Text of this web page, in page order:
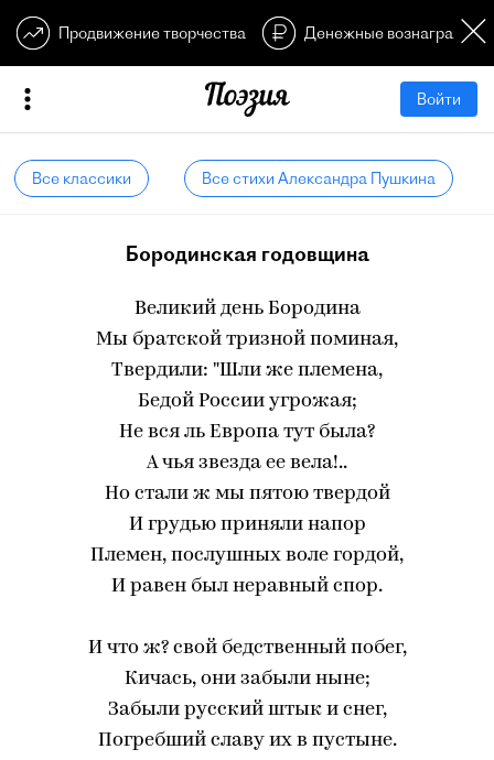
Продвижение творчества Денежные
Войти
Все классики Все стихи Александра Пушкина
Бородинская годовщина
Великий день Бородина
Мы братской тризной поминая,
Твердили: "Шли же племена,
Бедой России угрожая;
Не вся ль Европа тут была?
А чья звезда ее вела!..
Но стали ж мы пятою твердой
И грудью приняли напор
Племен, послушных воле гордой,
И равен был неравный спор.
И что ж? свой бедственный побег,
Кичась, они забыли ныне;
Забыли русский штык и снег,
Погребший славу их в пустыне.